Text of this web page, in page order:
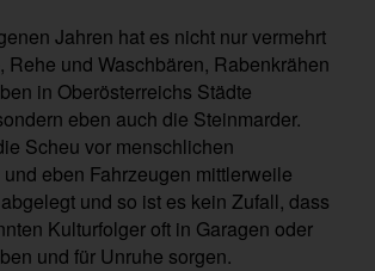
Jahren hat es nicht nur vermehrt
Rehe und Waschbären, Rabenkrähen
in Oberösterreichs Städte
eben auch die Steinmarder.
Scheu vor menschlichen
eben Fahrzeugen mittlerweile
und so ist es kein Zufall, dass
Kulturfolger oft in Garagen oder
und für Unruhe sorgen.